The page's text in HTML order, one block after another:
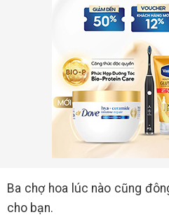
Ba chợ hoa lúc nào cũng
cho bạn.